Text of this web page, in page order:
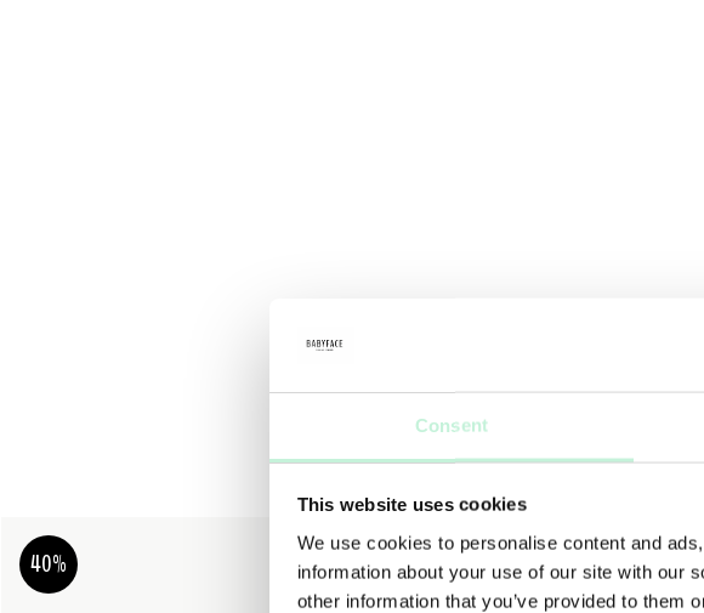
Consent
This website uses cookies
We use cookies to personalise content and
information about your use of our site with our
other information that you’ve provided to them
40% 40%